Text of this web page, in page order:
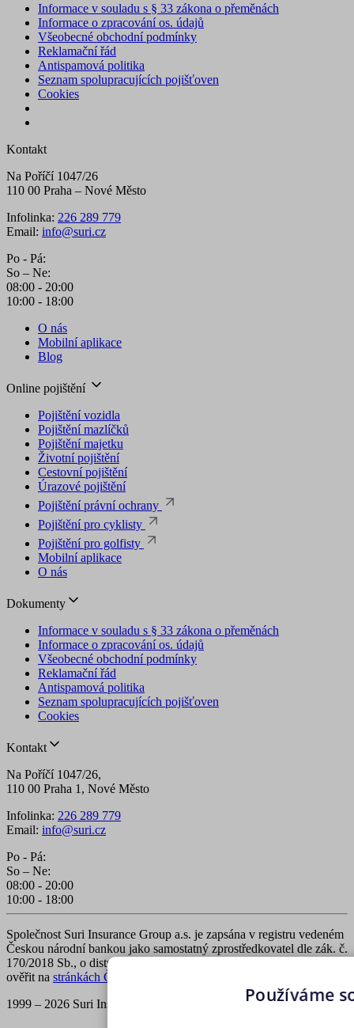
Informace v souladu s § 33 zákona o přeměnách
Informace o zpracování os. údajů
Všeobecné obchodní podmínky
Reklamační řád
Antispamová politika
Seznam spolupracujících pojišťoven
Cookies
Kontakt
Na Poříčí 1047/26
110 00 Praha – Nové Město
Infolinka: 226 289 779
Email: info@suri.cz
Po - Pá:
So – Ne:
08:00 - 20:00
10:00 - 18:00
O nás
Mobilní aplikace
Blog
Online pojištění
Pojištění vozidla
Pojištění mazlíčků
Pojištění majetku
Životní pojištění
Cestovní pojištění
Úrazové pojištění
Pojištění právní ochrany
Pojištění pro cyklisty
Pojištění pro golfisty
Mobilní aplikace
O nás
Dokumenty
Informace v souladu s § 33 zákona o přeměnách
Informace o zpracování os. údajů
Všeobecné obchodní podmínky
Reklamační řád
Antispamová politika
Seznam spolupracujících pojišťoven
Cookies
Kontakt
Na Poříčí 1047/26,
110 00 Praha 1, Nové Město
Infolinka: 226 289 779
Email: info@suri.cz
Po - Pá:
So – Ne:
08:00 - 20:00
10:00 - 18:00
Společnost Suri Insurance Group a.s. je zapsána v registru vedeném
Českou národní bankou jako samostatný zprostředkovatel dle zák. č.
170/2018 Sb., o distribuci pojištění a zajištění. Zápis v registru lze
ověřit na stránkách ČNB
1999 – 2026 Suri Insurance Group a.s., všechna práva vyhrazena
Používáme